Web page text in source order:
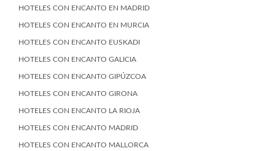
HOTELES CON ENCANTO EN MADRID
HOTELES CON ENCANTO EN MURCIA
HOTELES CON ENCANTO EUSKADI
HOTELES CON ENCANTO GALICIA
HOTELES CON ENCANTO GIPÚZCOA
HOTELES CON ENCANTO GIRONA
HOTELES CON ENCANTO LA RIOJA
HOTELES CON ENCANTO MADRID
HOTELES CON ENCANTO MALLORCA